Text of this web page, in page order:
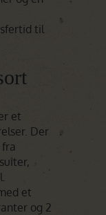
til
et
Der
et
og 2